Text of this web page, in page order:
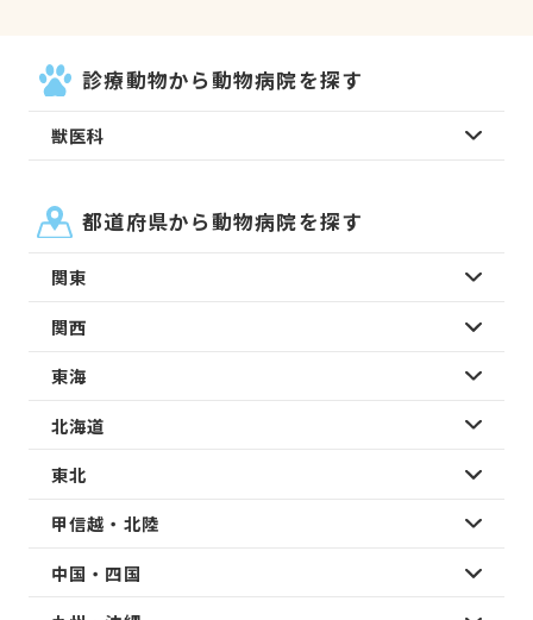
診療動物から動物病院を探す
獣医科
都道府県から動物病院を探す
関東
関西
東海
北海道
東北
甲信越・北陸
中国・四国